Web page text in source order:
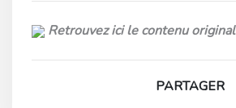
Retrouvez ici le contenu original
PARTAGER